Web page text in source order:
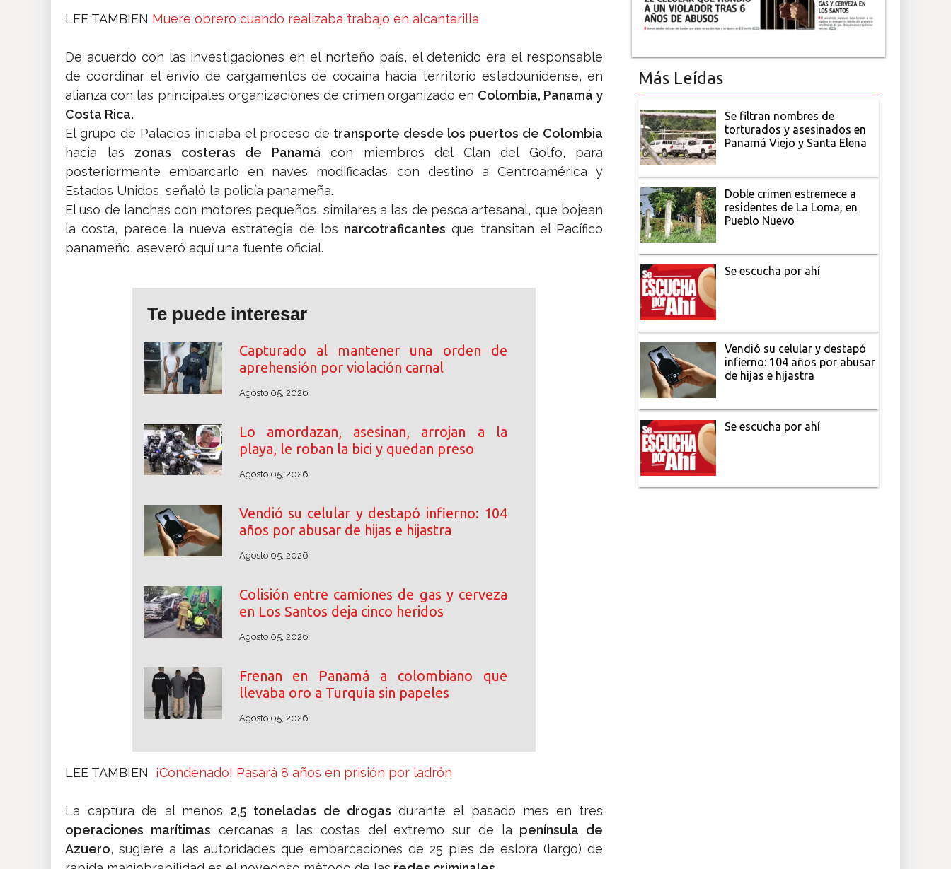
LEE TAMBIEN Muere obrero cuando realizaba trabajo en alcantarilla
De acuerdo con las investigaciones en el norteño país, el detenido era el responsable
de coordinar el envío de cargamentos de cocaína hacia territorio estadounidense, en
alianza con las principales organizaciones de crimen organizado en Colombia, Panamá y
Costa Rica.
El grupo de Palacios iniciaba el proceso de transporte desde los puertos de Colombia
hacia las zonas costeras de Panamá con miembros del Clan del Golfo, para
posteriormente embarcarlo en naves modificadas con destino a Centroamérica y
Estados Unidos, señaló la policía panameña.
El uso de lanchas con motores pequeños, similares a las de pesca artesanal, que bojean
la costa, parece la nueva estrategia de los narcotraficantes que transitan el Pacífico
panameño, aseveró aquí una fuente oficial.
Te puede interesar
Capturado al mantener una orden de
aprehensión por violación carnal
Agosto 05, 2026
Lo amordazan, asesinan, arrojan a la
playa, le roban la bici y quedan preso
Agosto 05, 2026
Vendió su celular y destapó infierno: 104
años por abusar de hijas e hijastra
Agosto 05, 2026
Colisión entre camiones de gas y cerveza
en Los Santos deja cinco heridos
Agosto 05, 2026
Frenan en Panamá a colombiano que
llevaba oro a Turquía sin papeles
Agosto 05, 2026
LEE TAMBIEN ¡Condenado! Pasará 8 años en prisión por ladrón
La captura de al menos 2,5 toneladas de drogas durante el pasado mes en tres
operaciones marítimas cercanas a las costas del extremo sur de la península de
Azuero, sugiere a las autoridades que embarcaciones de 25 pies de eslora (largo) de
Más Leídas
Se filtran nombres de
torturados y asesinados en
Panamá Viejo y Santa Elena
Doble crimen estremece a
residentes de La Loma, en
Pueblo Nuevo
Se escucha por ahí
Vendió su celular y destapó
infierno: 104 años por abusar
de hijas e hijastra
Se escucha por ahí